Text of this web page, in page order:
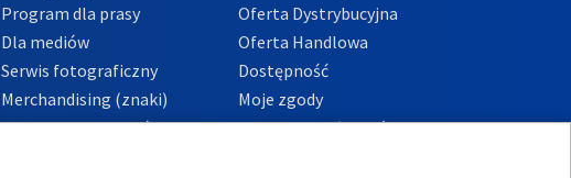
Program dla prasy
Dla mediów
Serwis fotograficzny
Merchandising (znaki)
Polityka Prywatności
Oferta Dystrybucyjna
Oferta Handlowa
Dostępność
Moje zgody
Procedura zgłoszeń